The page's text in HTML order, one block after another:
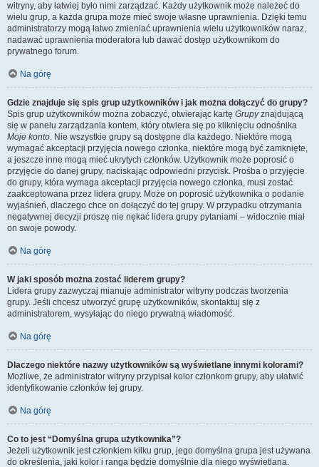
witryny, aby łatwiej było nimi zarządzać. Każdy użytkownik może należeć do
wielu grup, a każda grupa może mieć swoje własne uprawnienia. Dzięki temu
administratorzy mogą łatwo zmieniać uprawnienia wielu użytkowników naraz,
nadawać uprawnienia moderatora lub dawać dostęp użytkownikom do
prywatnego forum.
Na górę
Gdzie znajduje się spis grup użytkowników i jak można dołączyć do grupy?
Spis grup użytkowników można zobaczyć, otwierając kartę Grupyznajdującą
się w panelu zarządzania kontem, który otwiera się po kliknięciu odnośnika
Moje konto. Nie wszystkie grupy są dostępne dla każdego. Niektóre mogą
wymagać akceptacji przyjęcia nowego członka, niektóre mogą być zamknięte,
a jeszcze inne mogą mieć ukrytych członków. Użytkownik może poprosić o
przyjęcie do danej grupy, naciskając odpowiedni przycisk. Prośba o przyjęcie
do grupy, która wymaga akceptacji przyjęcia nowego członka, musi zostać
zaakceptowana przez lidera grupy. Może on poprosić użytkownika o podanie
wyjaśnień, dlaczego chce on dołączyć do tej grupy. W przypadku otrzymania
negatywnej decyzji proszę nie nękać lidera grupy pytaniami – widocznie miał
on swoje powody.
Na górę
W jaki sposób można zostać liderem grupy?
Lidera grupy zazwyczaj mianuje administrator witryny podczas tworzenia
grupy. Jeśli chcesz utworzyć grupę użytkowników, skontaktuj się z
administratorem, wysyłając do niego prywatną wiadomość.
Na górę
Dlaczego niektóre nazwy użytkowników są wyświetlane innymi kolorami?
Możliwe, że administrator witryny przypisał kolor członkom grupy, aby ułatwić
identyfikowanie członków tej grupy.
Na górę
Co to jest “Domyślna grupa użytkownika”?
Jeżeli użytkownik jest członkiem kilku grup, jego domyślna grupa jest używana
do określenia, jaki kolor i ranga będzie domyślnie dla niego wyświetlana.